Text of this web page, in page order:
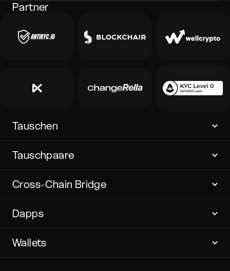
Partner
Tauschen
Tauschpaare
Cross-Chain Bridge
Dapps
Wallets